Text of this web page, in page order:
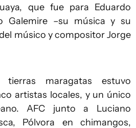
que fue para Eduardo
Galemire –su música y su
músico y compositor Jorge
maragatas estuvo
artistas locales, y un único
AFC junto a Luciano
Pólvora en chimangos,